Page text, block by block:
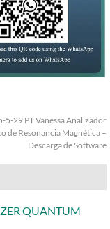
5-29 PT Vanessa Analizador
de Resonancia Magnética –
Descarga de Software
QUANTUM